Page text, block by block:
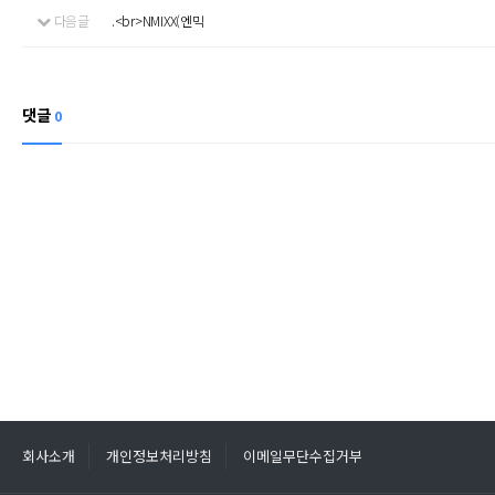
다음글 .<br>NMIXX(엔믹
댓글 0
회사소개 개인정보처리방침 이메일무단수집거부